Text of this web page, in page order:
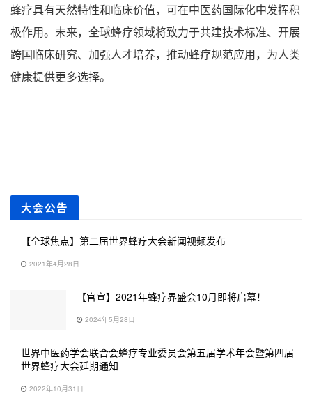
蜂疗具有天然特性和临床价值，可在中医药国际化中发挥积
极作用。未来，全球蜂疗领域将致力于共建技术标准、开展
跨国临床研究、加强人才培养，推动蜂疗规范应用，为人类
健康提供更多选择。
大会公告
【全球焦点】第二届世界蜂疗大会新闻视频发布
2021年4月28日
【官宣】2021年蜂疗界盛会10月即将启幕！
2024年5月28日
世界中医药学会联合会蜂疗专业委员会第五届学术年会暨第四届
世界蜂疗大会延期通知
2022年10月31日